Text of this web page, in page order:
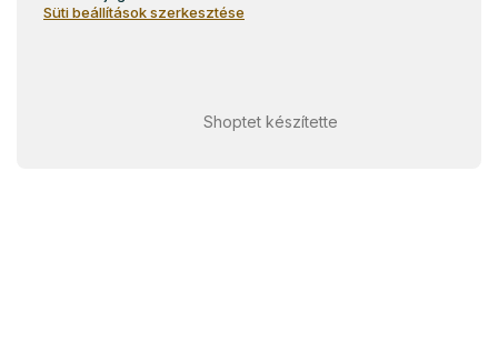
Shoptet készítette
Süti beállítások szerkesztése